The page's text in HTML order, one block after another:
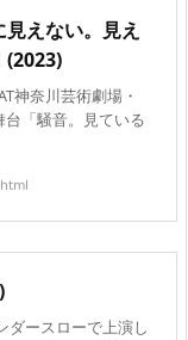
えない。見え
(2023)
神奈川芸術劇場・
「騒音。見ている
ダースローで上演し